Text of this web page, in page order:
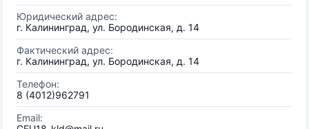
Юридический адрес:
г. Калининград, ул. Бородинская, д. 14
Фактический адрес:
г. Калининград, ул. Бородинская, д. 14
Телефон:
8 (4012)962791
Email: